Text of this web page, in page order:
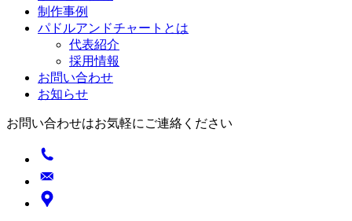
制作事例
パドルアンドチャートとは
代表紹介
採用情報
お問い合わせ
お知らせ
お問い合わせはお気軽にご連絡ください